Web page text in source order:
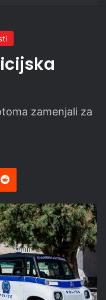
zamenjali za
Reddit